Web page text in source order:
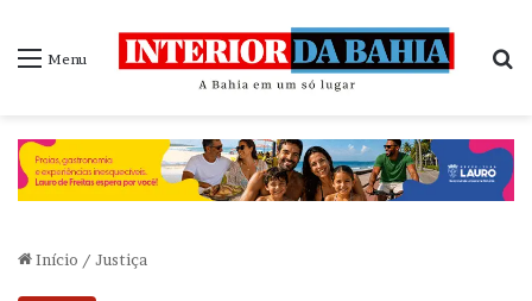
Menu
Início / Justiça